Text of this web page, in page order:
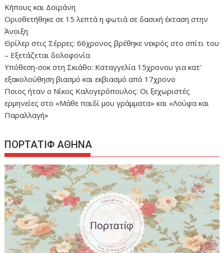
Κήπους και Δοϊράνη
Οριοθετήθηκε σε 15 λεπτά η φωτιά σε δασική έκταση στην
Άνοιξη
Θρίλερ στις Σέρρες: 66χρονος βρέθηκε νεκρός στο σπίτι του
– Εξετάζεται δολοφονία
Υπόθεση-σοκ στη Σκιάθο: Καταγγελία 15χρονου για κατ'
εξακολούθηση βιασμό και εκβιασμό από 17χρονο
Ποιος ήταν ο Νίκος Καλογερόπουλος: Οι ξεχωριστές
ερμηνείες στο «Μάθε παιδί μου γράμματα» και «Λούφα και
Παραλλαγή»
ΠΟΡΤΑΤΙΦ ΑΘΗΝΑ